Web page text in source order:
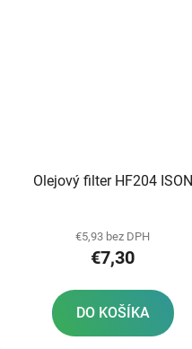
Olejový filter HF204 ISON
€5,93 bez DPH
€7,30
DO KOŠÍKA